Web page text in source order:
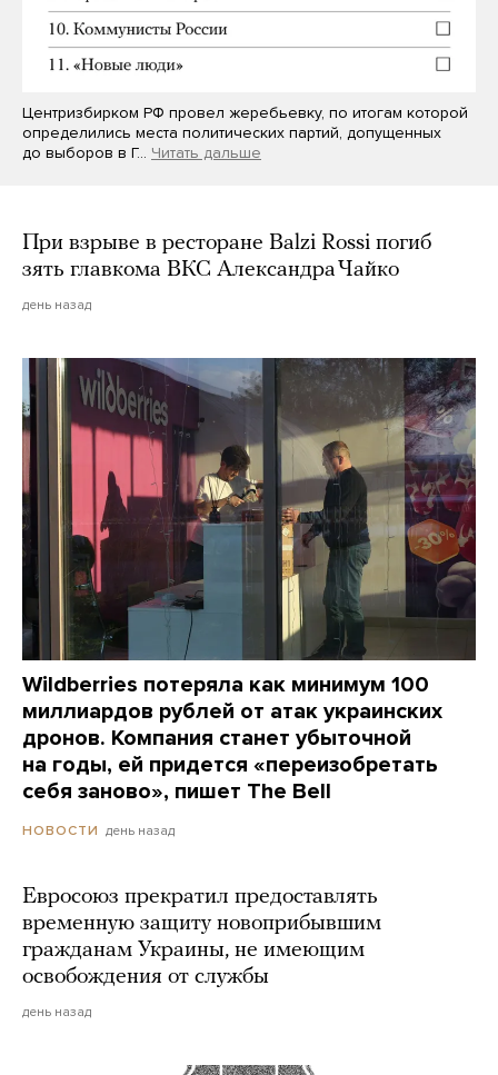
Центризбирком РФ провел жеребьевку, по итогам которой
определились места политических партий, допущенных
до выборов в Г… Читать дальше
При взрыве в ресторане Balzi Rossi погиб
зять главкома ВКС Александра Чайко
день назад
Wildberries потеряла как минимум 100
миллиардов рублей от атак украинских
дронов. Компания станет убыточной
на годы, ей придется «переизобретать
себя заново», пишет The Bell
НОВОСТИ день назад
Евросоюз прекратил предоставлять
временную защиту новоприбывшим
гражданам Украины, не имеющим
освобождения от службы
день назад